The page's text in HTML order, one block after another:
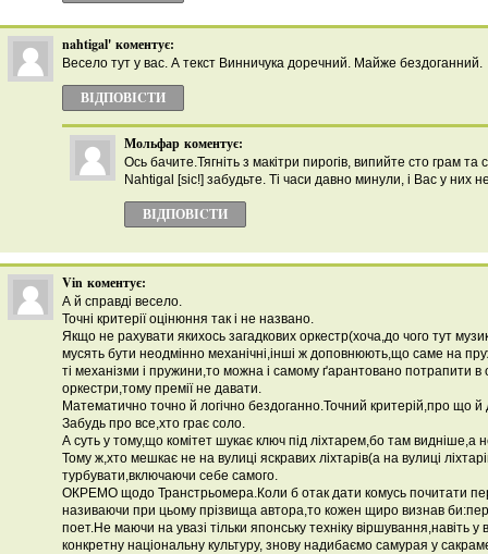
nahtigal' коментує:
Весело тут у вас. А текст Винничука доречний. Майже бездоганний.
ВІДПОВІCТИ
Мольфар коментує:
Ось бачите.Тягніть з макітри пирогів, випийте сто грам
Nahtigal [sic!] забудьте. Ті часи давно минули, і Вас у них
ВІДПОВІCТИ
Vin коментує:
А й справді весело.
Точні критерії оцінюння так і не названо.
Якщо не рахувати якихось загадкових оркестр(хоча,до чого тут
мусять бути неодмінно механічні,інші ж доповнюють,що саме на
ті механізми і пружини,то можна і самому ґарантовано потрапити
оркестри,тому премії не давати.
Математично точно й логічно бездоганно.Точний критерій,про що
Забудь про все,хто грає соло.
А суть у тому,що комітет шукає ключ під ліхтарем,бо там видніше,а
Тому ж,хто мешкає не на вулиці яскравих ліхтарів(а на вулиці
турбувати,включаючи себе самого.
ОКРЕМО щодо Транстрьомера.Коли б отак дати комусь почитати
називаючи при цьому прізвища автора,то кожен щиро визнав
поет.Не маючи на увазі тільки японську техніку віршування,навіть у
конкретну національну культуру, знову надибаємо самурая у